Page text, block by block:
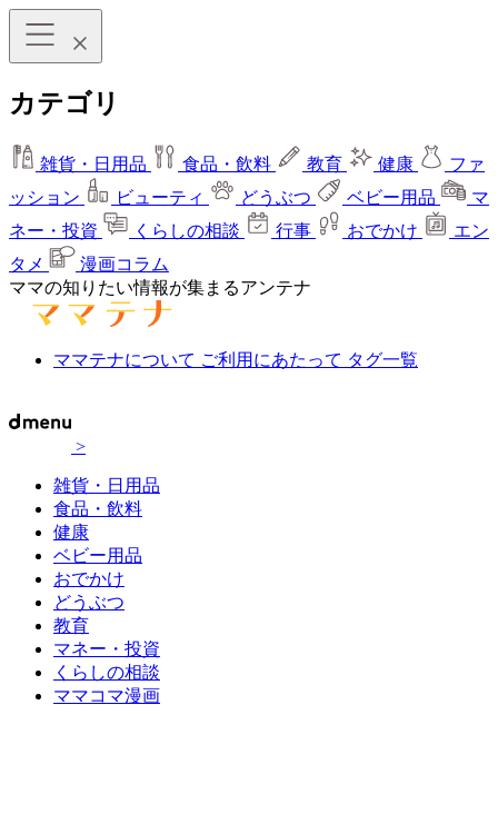
カテゴリ
雑貨・日用品 食品・飲料 教育 健康
ファ
ッション
ビューティ どうぶつ ベビー用品
マ
ネー・投資
くらしの相談 行事 おでかけ
エン
タメ
漫画コラム
ママの知りたい情報が集まるアンテナ
ママテナについて ご利用にあたって タグ一覧
>
雑貨・日用品
食品・飲料
健康
ベビー用品
おでかけ
どうぶつ
教育
マネー・投資
くらしの相談
ママコマ漫画